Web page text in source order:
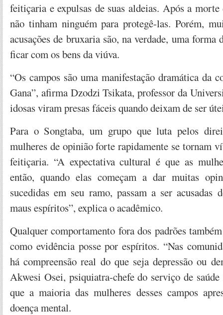
feitiçaria e expulsas de suas aldeias. Após a morte
não tinham ninguém para protegê-las. Porém,
acusações de bruxaria são, na verdade, uma
ficar com os bens da viúva.
“Os campos são uma manifestação dramática da
Gana”, afirma Dzodzi Tsikata, professor da
idosas viram presas fáceis quando deixam de ser
Para o Songtaba, um grupo que luta pelos
mulheres de opinião forte rapidamente se tornam
feitiçaria. “A expectativa cultural é que as
então, quando elas começam a dar muitas
sucedidas em seu ramo, passam a ser acusadas
maus espíritos”, explica o acadêmico.
Qualquer comportamento fora dos padrões
como evidência posse por espíritos. “Nas
há compreensão real do que seja depressão ou
Akwesi Osei, psiquiatra-chefe do serviço de
que a maioria das mulheres desses campos
doença mental.